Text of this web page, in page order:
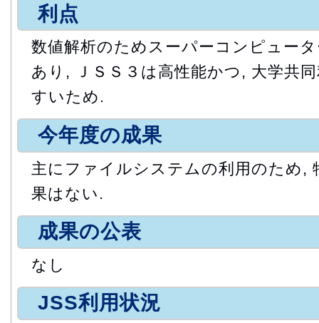
利点
数値解析のためスーパーコンピュー
あり, ＪＳＳ３は高性能かつ, 大学共
すいため.
今年度の成果
主にファイルシステムの利用のため,
果はない.
成果の公表
なし
JSS利用状況